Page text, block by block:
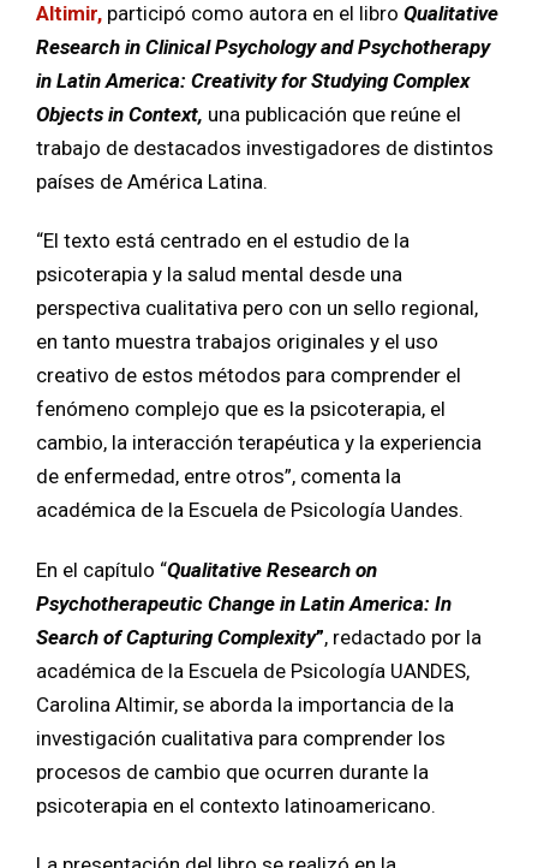
Altimir, participó como autora en el libro Qualitative
Research in Clinical Psychology and Psychotherapy
in Latin America: Creativity for Studying Complex
Objects in Context, una publicación que reúne el
trabajo de destacados investigadores de distintos
países de América Latina.
“El texto está centrado en el estudio de la
psicoterapia y la salud mental desde una
perspectiva cualitativa pero con un sello regional,
en tanto muestra trabajos originales y el uso
creativo de estos métodos para comprender el
fenómeno complejo que es la psicoterapia, el
cambio, la interacción terapéutica y la experiencia
de enfermedad, entre otros”, comenta la
académica de la Escuela de Psicología Uandes.
En el capítulo “Qualitative Research on
Psychotherapeutic Change in Latin America: In
Search of Capturing Complexity”, redactado por la
académica de la Escuela de Psicología UANDES,
Carolina Altimir, se aborda la importancia de la
investigación cualitativa para comprender los
procesos de cambio que ocurren durante la
psicoterapia en el contexto latinoamericano.